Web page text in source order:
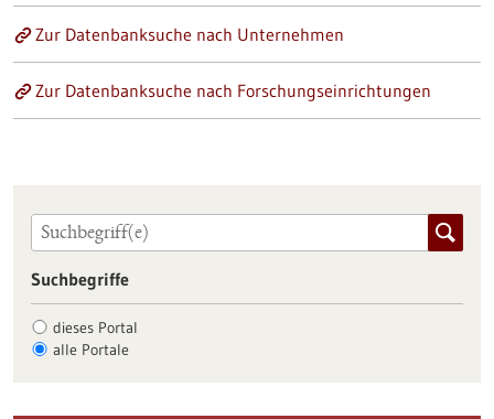
Zur Datenbanksuche nach Unternehmen
Zur Datenbanksuche nach Forschungseinrichtungen
Suchbegriffe
dieses Portal
alle Portale